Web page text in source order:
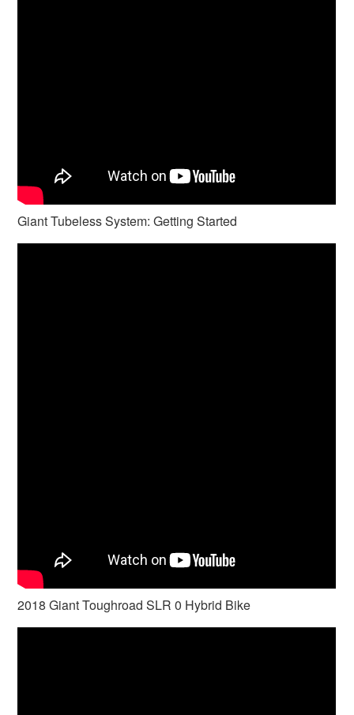
Giant Tubeless System: Getting Started
2018 Giant Toughroad SLR 0 Hybrid Bike